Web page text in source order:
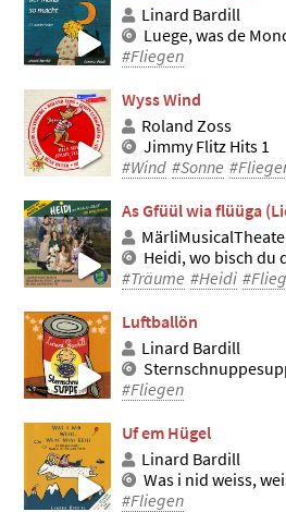
Linard Bardill
Luege, was de
#Fliegen
Wyss Wind
Roland Zoss
Jimmy Flitz Hits 1
#Wind #Sonne
As Gfüül wia flüüga
Heidi, wo bisch du
#Träume #Heidi
Luftballön
Linard Bardill
#Fliegen
Uf em Hügel
Linard Bardill
Was i nid weiss,
#Fliegen